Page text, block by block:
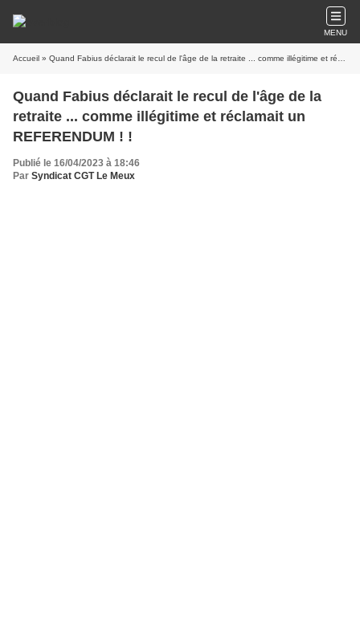
MENU
Accueil » Quand Fabius déclarait le recul de l'âge de la retraite ... comme illégitime et réclamait un REFERENDUM ! !
Quand Fabius déclarait le recul de l'âge de la
retraite ... comme illégitime et réclamait un
REFERENDUM ! !
Publié le 16/04/2023 à 18:46
Par Syndicat CGT Le Meux